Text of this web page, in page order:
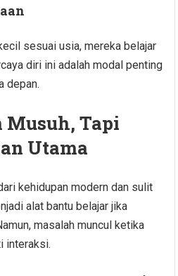
sesuai usia, mereka belajar
diri ini adalah modal penting
depan.
Musuh, Tapi
Utama
kehidupan modern dan sulit
alat bantu belajar jika
masalah muncul ketika
interaksi.